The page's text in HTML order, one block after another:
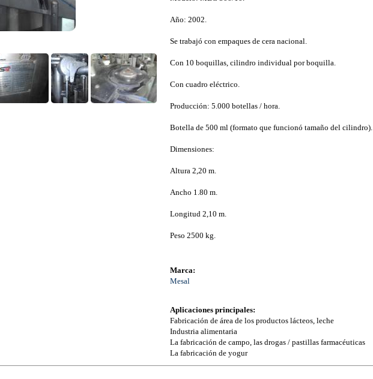
Año: 2002.
Se trabajó con empaques de cera nacional.
Con 10 boquillas, cilindro individual por boquilla.
Con cuadro eléctrico.
Producción: 5.000 botellas / hora.
Botella de 500 ml (formato que funcionó tamaño del cilindro).
Dimensiones:
Altura 2,20 m.
Ancho 1.80 m.
Longitud 2,10 m.
Peso 2500 kg.
Marca:
Mesal
Aplicaciones principales:
Fabricación de área de los productos lácteos, leche
Industria alimentaria
La fabricación de campo, las drogas / pastillas farmacéuticas
La fabricación de yogur